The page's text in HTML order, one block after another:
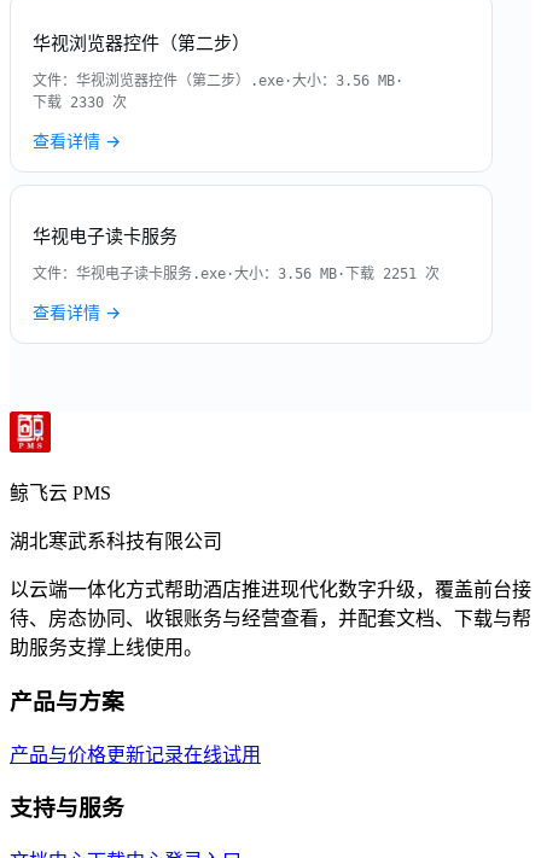
华视浏览器控件（第二步）
文件： 华视浏览器控件（第二步）.exe ·大小： 3.56 MB ·
下载 2330 次
查看详情 →
华视电子读卡服务
文件： 华视电子读卡服务.exe ·大小： 3.56 MB · 下载 2251 次
查看详情 →
鲸飞云 PMS
湖北寒武系科技有限公司
以云端一体化方式帮助酒店推进现代化数字升级，覆盖前台接
待、房态协同、收银账务与经营查看，并配套文档、下载与帮
助服务支撑上线使用。
产品与方案
产品与价格更新记录在线试用
支持与服务